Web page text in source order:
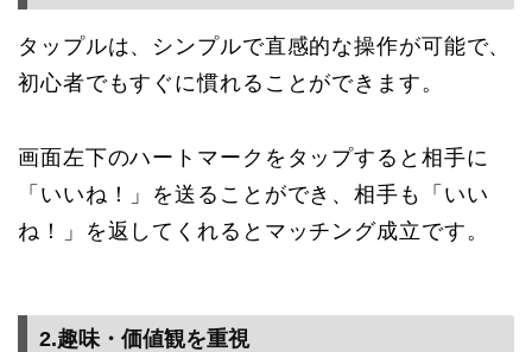
タップルは、シンプルで直感的な操作が可能で、
初心者でもすぐに慣れることができます。
画面左下のハートマークをタップすると相手に
「いいね！」を送ることができ、相手も「いい
ね！」を返してくれるとマッチング成立です。
2.趣味・価値観を重視